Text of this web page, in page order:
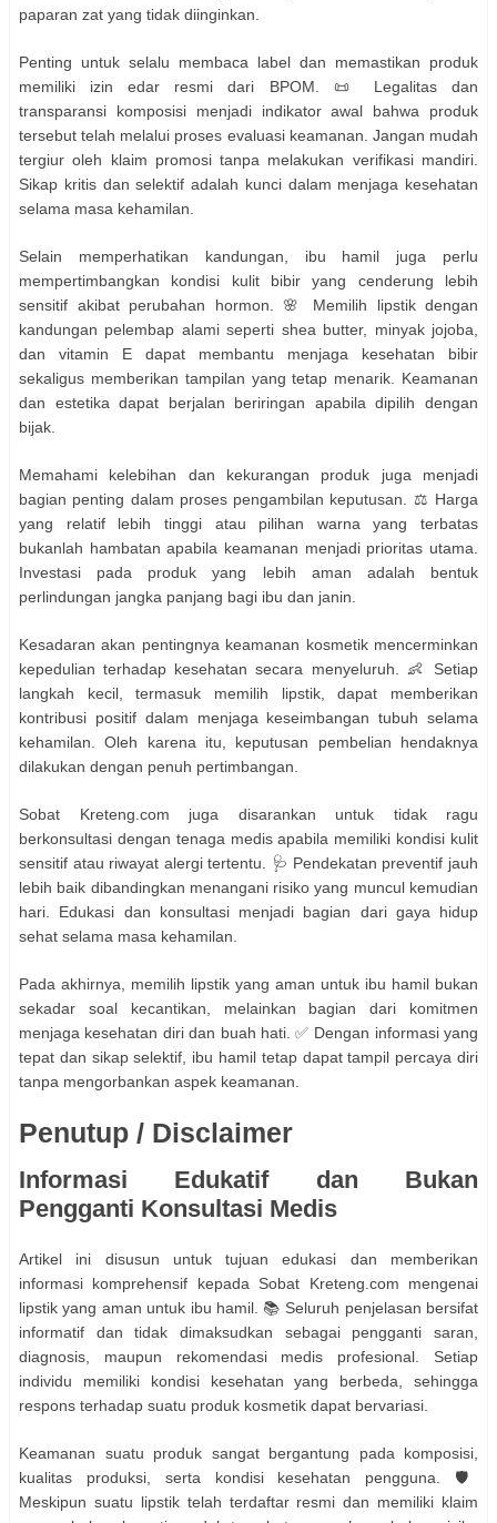
paparan zat yang tidak diinginkan.
Penting untuk selalu membaca label dan memastikan produk
memiliki izin edar resmi dari BPOM. 📜 Legalitas dan
transparansi komposisi menjadi indikator awal bahwa produk
tersebut telah melalui proses evaluasi keamanan. Jangan mudah
tergiur oleh klaim promosi tanpa melakukan verifikasi mandiri.
Sikap kritis dan selektif adalah kunci dalam menjaga kesehatan
selama masa kehamilan.
Selain memperhatikan kandungan, ibu hamil juga perlu
mempertimbangkan kondisi kulit bibir yang cenderung lebih
sensitif akibat perubahan hormon. 🌸 Memilih lipstik dengan
kandungan pelembap alami seperti shea butter, minyak jojoba,
dan vitamin E dapat membantu menjaga kesehatan bibir
sekaligus memberikan tampilan yang tetap menarik. Keamanan
dan estetika dapat berjalan beriringan apabila dipilih dengan
bijak.
Memahami kelebihan dan kekurangan produk juga menjadi
bagian penting dalam proses pengambilan keputusan. ⚖️ Harga
yang relatif lebih tinggi atau pilihan warna yang terbatas
bukanlah hambatan apabila keamanan menjadi prioritas utama.
Investasi pada produk yang lebih aman adalah bentuk
perlindungan jangka panjang bagi ibu dan janin.
Kesadaran akan pentingnya keamanan kosmetik mencerminkan
kepedulian terhadap kesehatan secara menyeluruh. 👶 Setiap
langkah kecil, termasuk memilih lipstik, dapat memberikan
kontribusi positif dalam menjaga keseimbangan tubuh selama
kehamilan. Oleh karena itu, keputusan pembelian hendaknya
dilakukan dengan penuh pertimbangan.
Sobat Kreteng.com juga disarankan untuk tidak ragu
berkonsultasi dengan tenaga medis apabila memiliki kondisi kulit
sensitif atau riwayat alergi tertentu. 🩺 Pendekatan preventif jauh
lebih baik dibandingkan menangani risiko yang muncul kemudian
hari. Edukasi dan konsultasi menjadi bagian dari gaya hidup
sehat selama masa kehamilan.
Pada akhirnya, memilih lipstik yang aman untuk ibu hamil bukan
sekadar soal kecantikan, melainkan bagian dari komitmen
menjaga kesehatan diri dan buah hati. ✅ Dengan informasi yang
tepat dan sikap selektif, ibu hamil tetap dapat tampil percaya diri
tanpa mengorbankan aspek keamanan.
Penutup / Disclaimer
Informasi Edukatif dan Bukan
Pengganti Konsultasi Medis
Artikel ini disusun untuk tujuan edukasi dan memberikan
informasi komprehensif kepada Sobat Kreteng.com mengenai
lipstik yang aman untuk ibu hamil. 📚 Seluruh penjelasan bersifat
informatif dan tidak dimaksudkan sebagai pengganti saran,
diagnosis, maupun rekomendasi medis profesional. Setiap
individu memiliki kondisi kesehatan yang berbeda, sehingga
respons terhadap suatu produk kosmetik dapat bervariasi.
Keamanan suatu produk sangat bergantung pada komposisi,
kualitas produksi, serta kondisi kesehatan pengguna. 🛡️
Meskipun suatu lipstik telah terdaftar resmi dan memiliki klaim